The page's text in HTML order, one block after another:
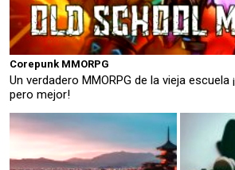
Corepunk MMORPG
Un verdadero MMORPG de la vieja
pero mejor!